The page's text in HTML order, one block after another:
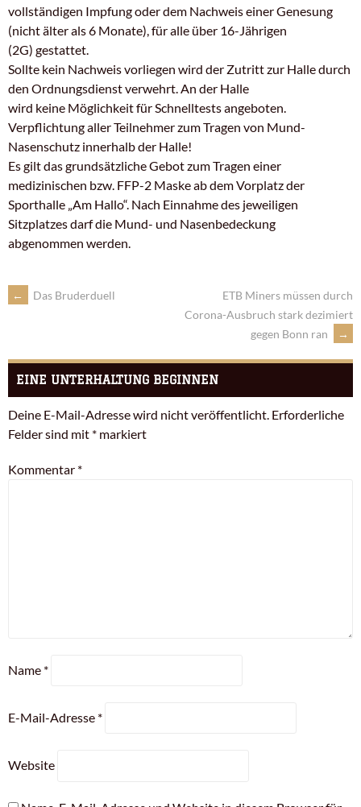
vollständigen Impfung oder dem Nachweis einer Genesung
(nicht älter als 6 Monate), für alle über 16-Jährigen
(2G) gestattet.
Sollte kein Nachweis vorliegen wird der Zutritt zur Halle durch
den Ordnungsdienst verwehrt. An der Halle
wird keine Möglichkeit für Schnelltests angeboten.
Verpflichtung aller Teilnehmer zum Tragen von Mund-
Nasenschutz innerhalb der Halle!
Es gilt das grundsätzliche Gebot zum Tragen einer
medizinischen bzw. FFP-2 Maske ab dem Vorplatz der
Sporthalle „Am Hallo“. Nach Einnahme des jeweiligen
Sitzplatzes darf die Mund- und Nasenbedeckung
abgenommen werden.
← Das Bruderduell
ETB Miners müssen durch
Corona-Ausbruch stark dezimiert
gegen Bonn ran
→
EINE UNTERHALTUNG BEGINNEN
Deine E-Mail-Adresse wird nicht veröffentlicht. Erforderliche
Felder sind mit * markiert
Kommentar *
Name *
E-Mail-Adresse *
Website